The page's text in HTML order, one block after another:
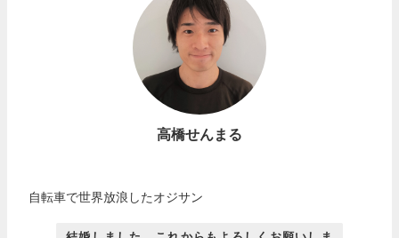
高橋せんまる
自転車で世界放浪したオジサン